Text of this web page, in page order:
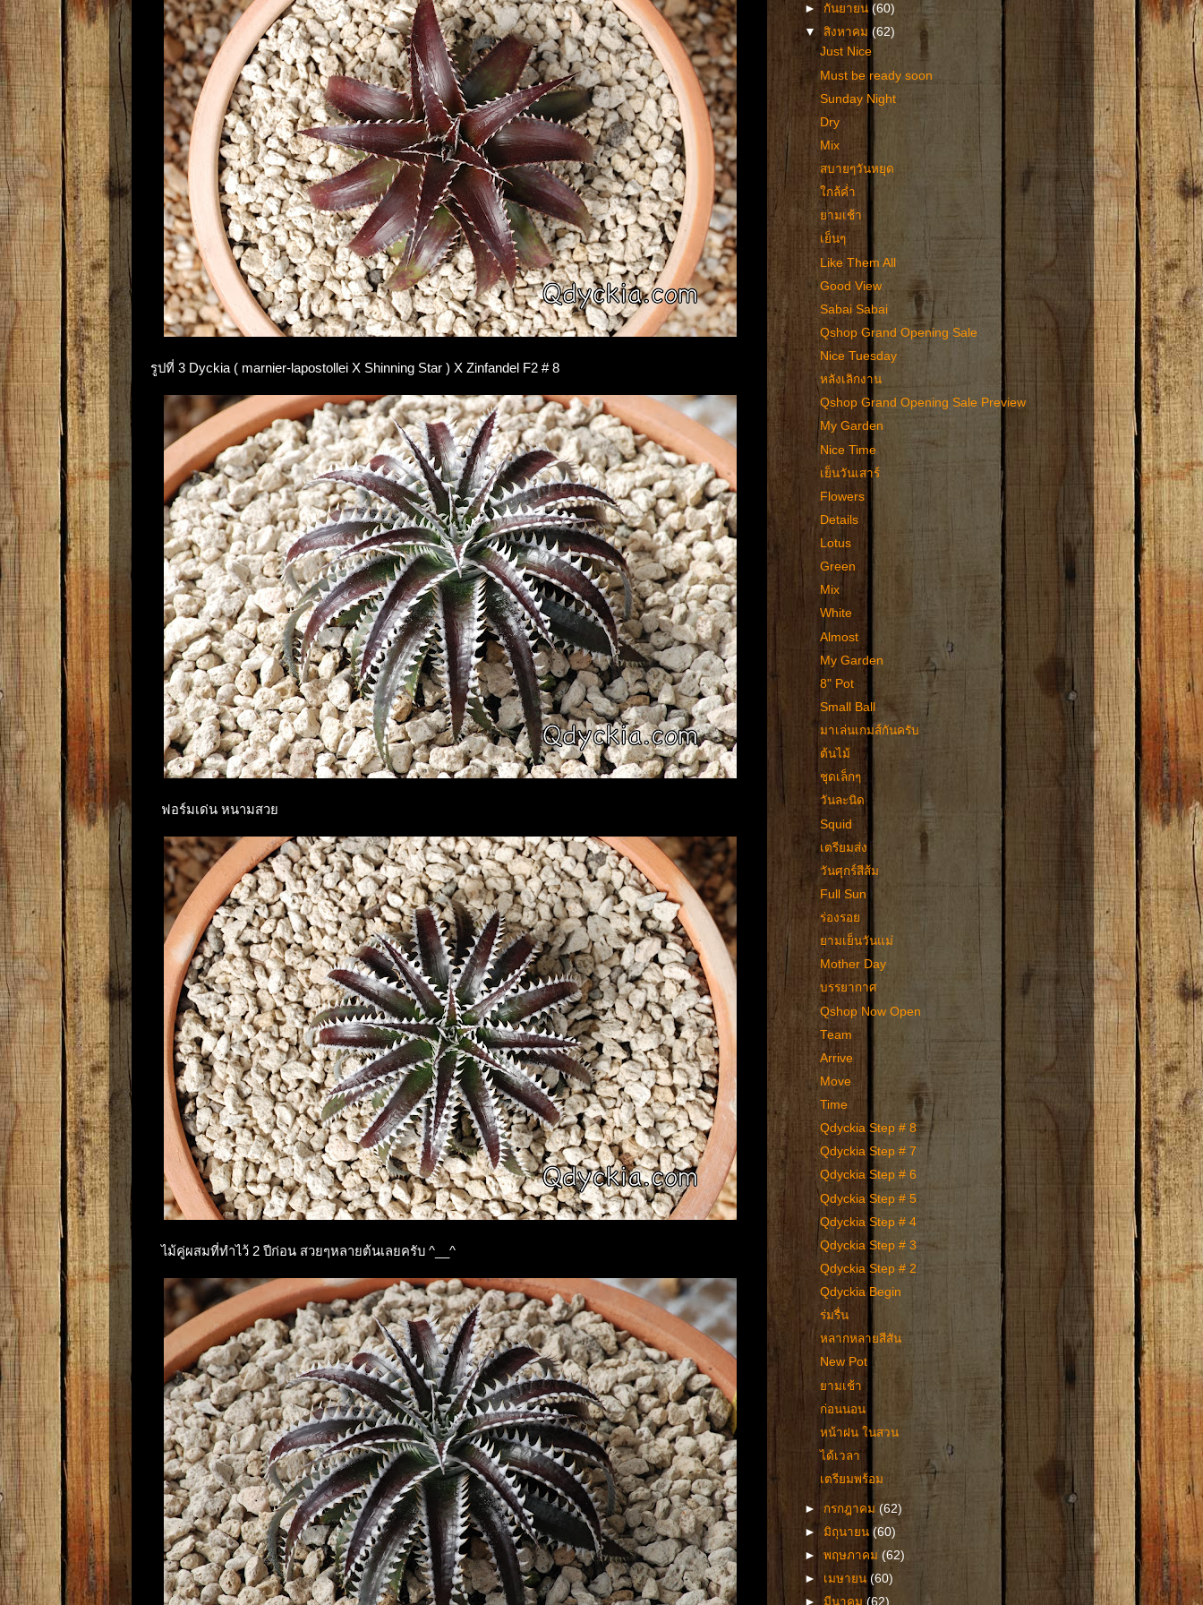
รูปที่ 3 Dyckia ( marnier-lapostollei X Shinning Star ) X Zinfandel F2 # 8
ฟอร์มเด่น หนามสวย
ไม้คู่ผสมที่ทำไว้ 2 ปีก่อน สวยๆหลายต้นเลยครับ ^__^
► กันยายน(60)
▼สิงหาคม(62)
Just Nice
Must be ready soon
Sunday Night
Dry
Mix
สบายๆวันหยุด
ใกล้ค่ำ
ยามเช้า
เย็นๆ
Like Them All
Good View
Sabai Sabai
Qshop Grand Opening Sale
Nice Tuesday
หลังเลิกงาน
Qshop Grand Opening Sale Preview
My Garden
Nice Time
เย็นวันเสาร์
Flowers
Details
Lotus
Green
Mix
White
Almost
My Garden
8" Pot
Small Ball
มาเล่นเกมส์กันครับ
ต้นไม้
ชุดเล็กๆ
วันละนิด
Squid
เตรียมส่ง
วันศุกร์สีส้ม
Full Sun
ร่องรอย
ยามเย็นวันแม่
Mother Day
บรรยากาศ
Qshop Now Open
Team
Arrive
Move
Time
Qdyckia Step # 8
Qdyckia Step # 7
Qdyckia Step # 6
Qdyckia Step # 5
Qdyckia Step # 4
Qdyckia Step # 3
Qdyckia Step # 2
Qdyckia Begin
ร่มรื่น
หลากหลายสีสัน
New Pot
ยามเช้า
ก่อนนอน
หน้าฝน ในสวน
ได้เวลา
เตรียมพร้อม
► กรกฎาคม(62)
►มิถุนายน (60)
►พฤษภาคม(62)
► เมษายน(60)
►มีนาคม(62)